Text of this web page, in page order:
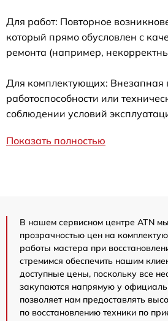
Для работ: Повторное
который прямо обусловлен с
ремонта (например,
Для комплектующих: Внезапная
работоспособности или
соблюдении условий
Показать полностью
В нашем сервисном центре ATN
прозрачностью цен на
работы мастера при
стремимся обеспечить нашим
доступные цены, поскольку все
закупаются напрямую у
позволяет нам предоставлять
по восстановлению техники по